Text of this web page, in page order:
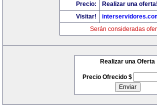
Precio:
Realizar una
Visitar!
Serán consideradas
Realizar una Oferta
Precio Ofrecido $